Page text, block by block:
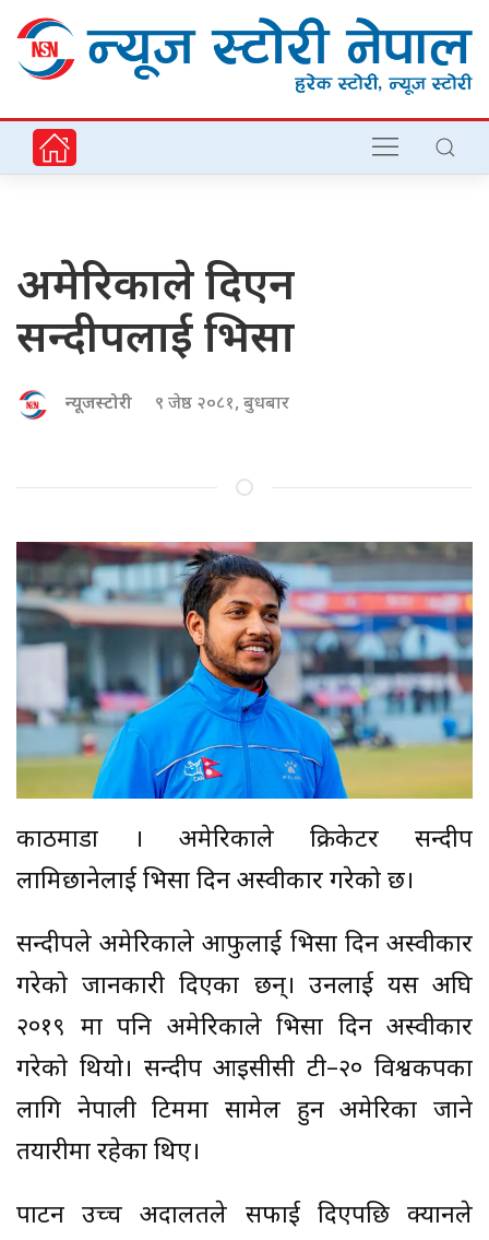
अमेरिकाले दिएन
सन्दीपलाई भिसा
न्यूजस्टोरी ९ जेष्ठ २०८१, बुधबार
काठमाडौं । अमेरिकाले क्रिकेटर सन्दीप
लामिछानेलाई भिसा दिन अस्वीकार गरेको छ।
सन्दीपले अमेरिकाले आफुलाई भिसा दिन अस्वीकार
गरेको जानकारी दिएका छन्। उनलाई यस अघि
२०१९ मा पनि अमेरिकाले भिसा दिन अस्वीकार
गरेको थियो। सन्दीप आइसीसी टी–२० विश्वकपका
लागि नेपाली टिममा सामेल हुन अमेरिका जाने
तयारीमा रहेका थिए।
पाटन उच्च अदालतले सफाई दिएपछि क्यानले